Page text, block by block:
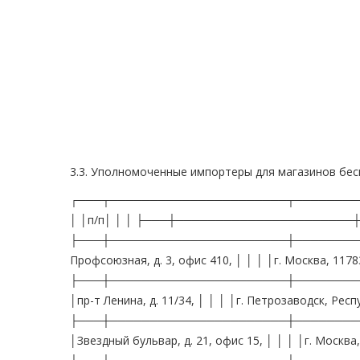
3.3. Уполномоченные импортеры для магазинов
┌───┬──────────────────────┬─────────────────────────────────────┐ │ N │ Наименование │ Адрес │ │п/п│ │ │ ├───┼──────────────────────┼─────────────────────────────────────┤ │ 1 │ 2 │ 3 │ ├───┼──────────────────────┼─────────────────────────────────────┤ │1. │ЗАО "Порт-Альянс" │ул. Профсоюзная, д. 3, офис 410, │ │ │ │г. Москва, 117838, │ │ │ │ИНН 7727161349, ОКПО 18624405 │ ├───┼──────────────────────┼─────────────────────────────────────┤ │2. │ООО "Истор Карелия" │пр-т Ленина, д. 11/34, │ │ │ │г. Петрозаводск, Республика Карелия, │ │ │ │185035, │ │ │ │ИНН 1001002676, ОКПО 24821227 │ ├───┼──────────────────────┼─────────────────────────────────────┤ │3. │ООО "ВАЙТНАУЭР ИСТ" │Звездный бульвар, д. 21, офис 15, │ │ │ │г. Москва, │ │ │ │ИНН 7718104753, ОКПО 29303661 │ ├───┼──────────────────────┼─────────────────────────────────────┤ │4. │ЗАО "Аэроферст" │Аэропорт "Шереметьево-2", г. Москва, │ │ │ │103340, │ │ │ │ИНН 7712038014, ОКПО 01174788 │ ├───┼──────────────────────┼─────────────────────────────────────┤ │5. │ООО "Вайтнауэр Сибирь"│ул. Советская, д. 176А, г. Иркутск, │ │ │ │664009, │ │ │ │ИНН 3811052083, ОКПО 46480181 │ ├───┼──────────────────────┼─────────────────────────────────────┤ │6. │Новосибирский филиал │Аэропорт "Толмачево", г. Обь-4, │ │ │ООО "Вайтнауэр Сибирь"│Новосибирская обл., 633115, │ │ │ │ОКПО 49084095 │ ├───┼──────────────────────┼─────────────────────────────────────┤ │7. │Хабаровский филиал │Международный аэропорт, Матвеевское │ │ │ООО "Вайтнауэр Сибирь"│шоссе, д. 26, г. Хабаровск, 680012, │ │ │ │ОКПО 48344699 │ ├───┼──────────────────────┼─────────────────────────────────────┤ │8. │ООО "Вайтнауэр Фар │пр-т Красного Знамени, 38, │ │ │Ист" │г. Владивосток, 690106, │ │ │ │ИНН 2540056410, ОКПО 48830879 │ ├───┼──────────────────────┼─────────────────────────────────────┤ │9. │ООО "Алла Экспорт- │Сокольнический Вал, д. 1, стр. 64, │ │ │Импорт" │Москва, 107113, │ │ │ │ИНН 7718027763, ОКПО 40620840 │ ├───┼──────────────────────┼─────────────────────────────────────┤ │10.│ООО "Рэгстаэр Дьюти │ул. Крылатская, д. 33, корп. 2, │ │ │Фри" │г. Москва, │ │ │ │ИНН 7731182246, ОКПО 17527415 │ ├───┼──────────────────────┼─────────────────────────────────────┤ │11.│ЗАО "Ленрианта" │Международный аэропорт "Пулково-2", │ │ │ │г. Санкт-Петербург, 196210, │ │ │ │ИНН 7810912625, ОКПО 1174736 │ ├───┼──────────────────────┼─────────────────────────────────────┤ │12.│ООО "Южный проект │Курортный пр-т, д. 58, г. Сочи, │ │ │Дьюти-Фри" │354002, │ │ │ │ИНН 2320074213, ОКПО 45994937 │ ├───┼──────────────────────┼─────────────────────────────────────┤ │13.│ЗАО "Фирма Уран М" │Аэропорт "Шереметьево-2", стр. 7, │ │ │ │эт. 5, пом. 1, г. Москва, 103340, │ │ │ │ИНН 7717097616, ОКПО 18373470 │ ├───┼──────────────────────┼─────────────────────────────────────┤ │14.│ЗАО "Аэромар"